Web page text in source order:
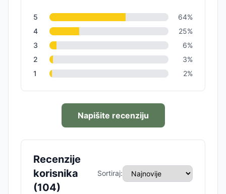
5 64%
4
25%
3
6%
2
3%
1
2%
Napišite recenziju
Recenzije
korisnika
(104)
Sortiraj: